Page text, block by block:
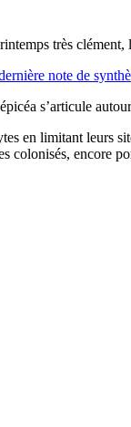
très
note de
s’articule
en limitant leurs
colonisés, encore